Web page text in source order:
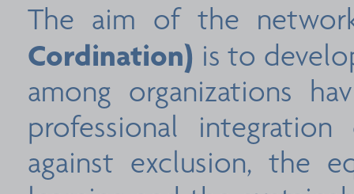
The aim of the
Cordination) is to
among organizations
professional
against exclusion, the